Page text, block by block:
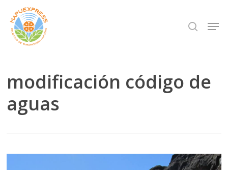
Skip
main
search
modificación código de
aguas
Close